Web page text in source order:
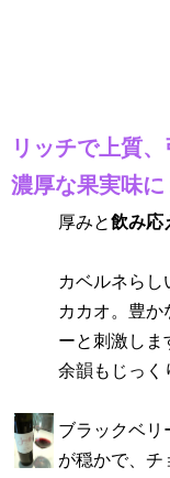
リッチで上質
濃厚な果実味
厚みと飲み応
カベルネらし
カカオ。豊か
ーと刺激しま
余韻もじっく
ブラックベリ
が穏かで、チ